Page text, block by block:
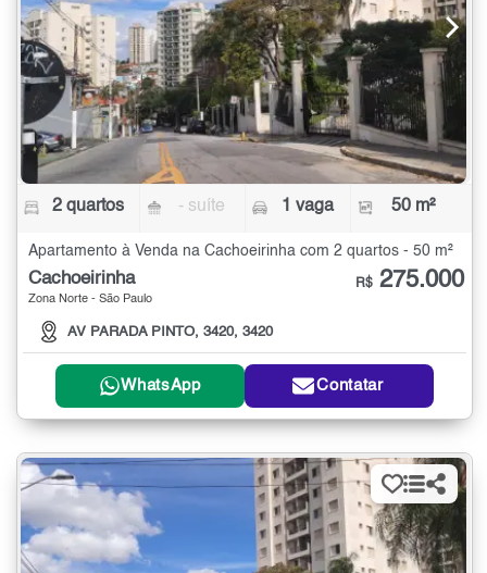
2 quartos - suíte 1 vaga 50 m²
Apartamento à Venda na Cachoeirinha com 2 quartos - 50 m²
Cachoeirinha
Zona Norte - São Paulo
AV PARADA PINTO, 3420, 3420
R$ 275.000
WhatsApp Contatar